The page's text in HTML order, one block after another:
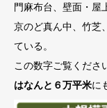
門麻布台、壁面・屋
京のど真ん中、竹芝
ている。
この数字ご覧くださ
はなんと６万平米に